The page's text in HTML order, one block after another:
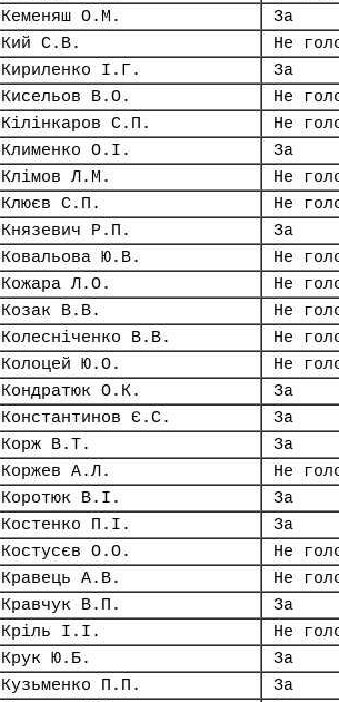
Кеменяш О.М.
За
Кий С.В.
Не
Кириленко І.Г.
За
Кисельов В.О.
Не
Кілінкаров С.П.
Не
Клименко О.І.
За
Клімов Л.М.
Не
Клюєв С.П.
Не
Князевич Р.П.
За
Ковальова Ю.В.
Не
Кожара Л.О.
Не
Козак В.В.
Не
Колесніченко В.В.
Не
Колоцей Ю.О.
Не
Кондратюк О.К.
За
Константинов Є.С.
За
Корж В.Т.
За
Коржев А.Л.
Не
Коротюк В.І.
За
Костенко П.І.
За
Костусєв О.О.
Не
Кравець А.В.
Не
Кравчук В.П.
За
Кріль І.І.
Не
Крук Ю.Б.
За
Кузьменко П.П.
За